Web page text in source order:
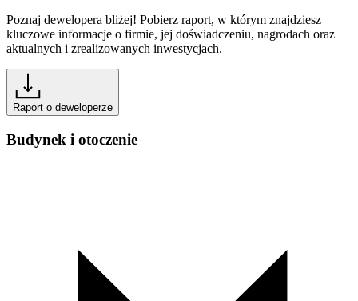
Poznaj dewelopera bliżej! Pobierz raport, w którym znajdziesz
kluczowe informacje o firmie, jej doświadczeniu, nagrodach oraz
aktualnych i zrealizowanych inwestycjach.
Raport o deweloperze
Budynek i otoczenie